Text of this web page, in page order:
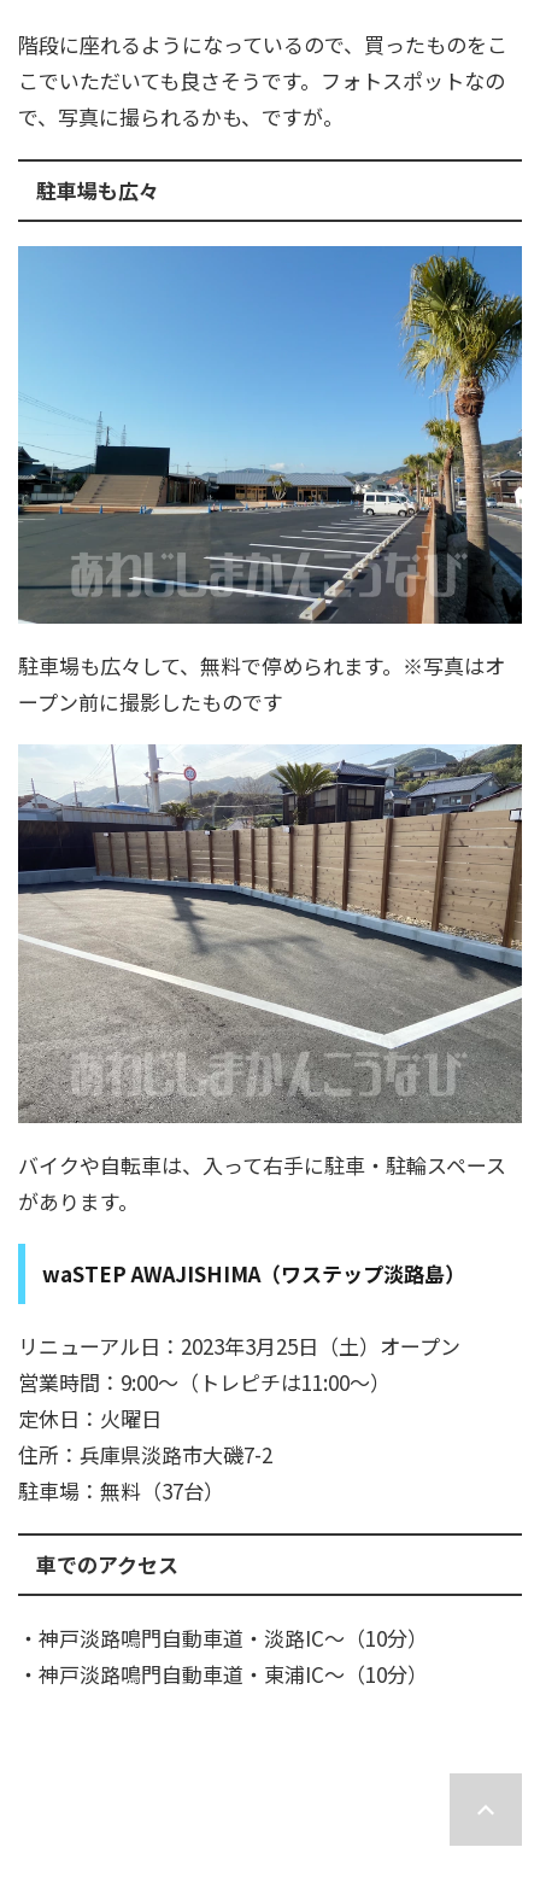
階段に座れるようになっているので、買ったものをこ
こでいただいても良さそうです。フォトスポットなの
で、写真に撮られるかも、ですが。
駐車場も広々
駐車場も広々して、無料で停められます。※写真はオ
ープン前に撮影したものです
バイクや自転車は、入って右手に駐車・駐輪スペース
があります。
waSTEP AWAJISHIMA（ワステップ淡路島）
リニューアル日：2023年3月25日（土）オープン
営業時間：9:00～（トレピチは11:00～）
定休日：火曜日
住所：兵庫県淡路市大磯7-2
駐車場：無料（37台）
車でのアクセス
・神戸淡路鳴門自動車道・淡路IC～（10分）
・神戸淡路鳴門自動車道・東浦IC～（10分）